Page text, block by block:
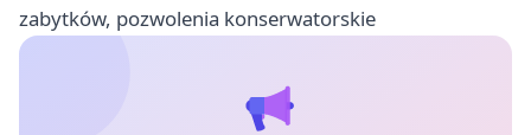
zabytków, pozwolenia konserwatorskie